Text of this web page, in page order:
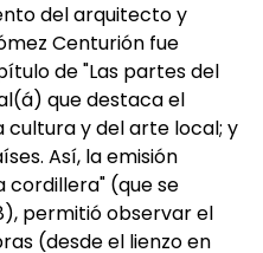
del arquitecto y
Centurión fue
de "Las partes del
que destaca el
cultura y del arte local; y
Así, la emisión
cordillera" (que se
permitió observar el
(desde el lienzo en